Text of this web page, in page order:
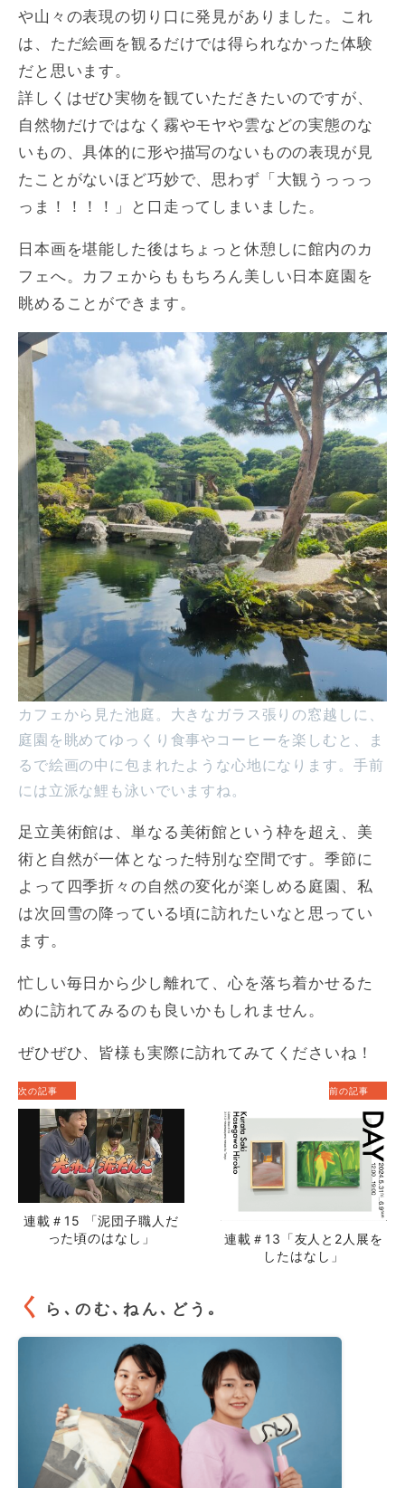
や山々の表現の切り口に発見がありました。これ
は、ただ絵画を観るだけでは得られなかった体験
だと思います。
詳しくはぜひ実物を観ていただきたいのですが、
自然物だけではなく霧やモヤや雲などの実態のな
いもの、具体的に形や描写のないものの表現が見
たことがないほど巧妙で、思わず「大観うっっっ
っま！！！！」と口走ってしまいました。
日本画を堪能した後はちょっと休憩しに館内のカ
フェへ。カフェからももちろん美しい日本庭園を
眺めることができます。
カフェから見た池庭。大きなガラス張りの窓越しに、
庭園を眺めてゆっくり食事やコーヒーを楽しむと、ま
るで絵画の中に包まれたような心地になります。手前
には立派な鯉も泳いでいますね。
足立美術館は、単なる美術館という枠を超え、美
術と自然が一体となった特別な空間です。季節に
よって四季折々の自然の変化が楽しめる庭園、私
は次回雪の降っている頃に訪れたいなと思ってい
ます。
忙しい毎日から少し離れて、心を落ち着かせるた
めに訪れてみるのも良いかもしれません。
ぜひぜひ、皆様も実際に訪れてみてくださいね！
次の記事
連載＃15 「泥団子職人だ
った頃のはなし」
前の記事
連載＃13「友人と2人展を
したはなし」
く ら､のむ､ねん､どう｡